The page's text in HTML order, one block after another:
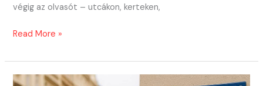
végig az olvasót – utcákon, kerteken,
Dan
Titkok
Titka
Read More »